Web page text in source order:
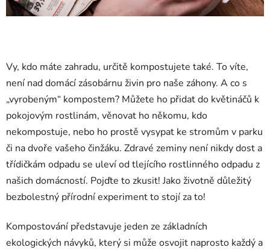
Vy, kdo máte zahradu, určitě kompostujete také. To víte,
není nad domácí zásobárnu živin pro naše záhony. A co s
„vyrobeným“ kompostem? Můžete ho přidat do květináčů k
pokojovým rostlinám, věnovat ho někomu, kdo
nekompostuje, nebo ho prostě vysypat ke stromům v parku
či na dvoře vašeho činžáku. Zdravé zeminy není nikdy dost a
třídičkám odpadu se uleví od tlejícího rostlinného odpadu z
našich domácností. Pojďte to zkusit! Jako životně důležitý
bezbolestný přírodní experiment to stojí za to!
Kompostování představuje jeden ze základních
ekologických návyků, který si může osvojit naprosto každý a